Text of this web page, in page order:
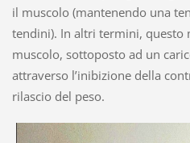
il muscolo (mantenendo una
tendini). In altri termini, questo
muscolo, sottoposto ad un
attraverso l’inibizione della
rilascio del peso.